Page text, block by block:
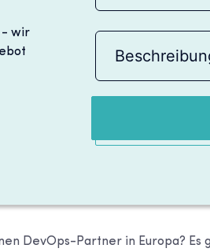
- wir
DevOps-Partner in Europa?